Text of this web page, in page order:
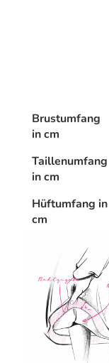
Brustumfang
in cm
Taillenumfang
in cm
Hüftumfang in
cm